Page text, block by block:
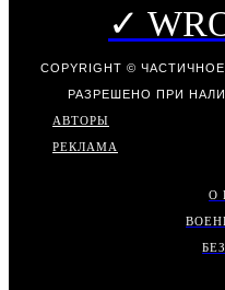
✓
COPYRIGHT ©
РАЗРЕШЕНО ПРИ
АВТОРЫ
РЕКЛАМА
О